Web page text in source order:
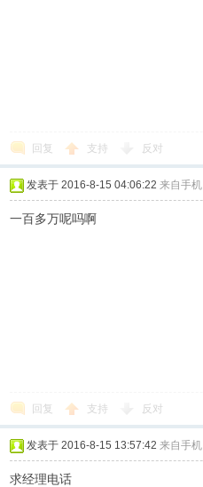
回复 支持 反对
发表于 2016-8-15 04:06:22 来自手机
一百多万呢吗啊
回复 支持 反对
发表于 2016-8-15 13:57:42 来自手机
求经理电话